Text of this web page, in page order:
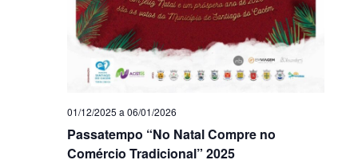
01/12/2025 a 06/01/2026
Passatempo “No Natal Compre no
Comércio Tradicional” 2025